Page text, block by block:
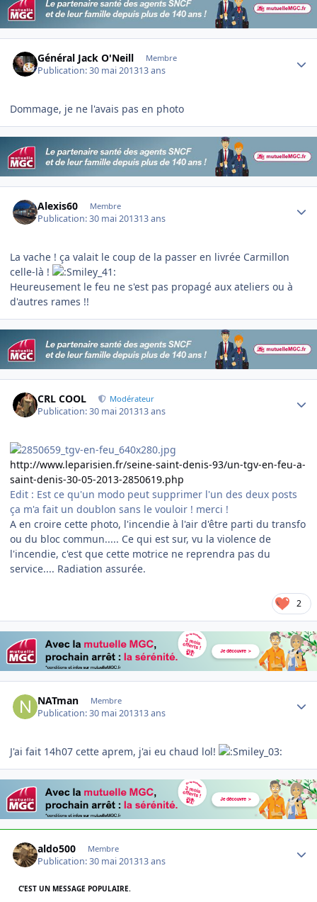
Général Jack O'Neill Membre
Publication:30 mai 201313 ans
Dommage, je ne l'avais pas en photo
Alexis60 Membre
Publication:30 mai 201313 ans
La vache ! ça valait le coup de la passer en livrée Carmillon
celle-là !
Heureusement le feu ne s'est pas propagé aux ateliers ou à
d'autres rames !!
CRL COOL Modérateur
Publication:30 mai 201313 ans
http://www.leparisien.fr/seine-saint-denis-93/un-tgv-en-feu-a-
saint-denis-30-05-2013-2850619.php
Edit : Est ce qu'un modo peut supprimer l'un des deux posts
ça m'a fait un doublon sans le vouloir ! merci !
A en croire cette photo, l'incendie à l'air d'être parti du transfo
ou du bloc commun..... Ce qui est sur, vu la violence de
l'incendie, c'est que cette motrice ne reprendra pas du
service.... Radiation assurée.
2
NATman Membre
Publication:30 mai 201313 ans
J'ai fait 14h07 cette aprem, j'ai eu chaud lol!
aldo500 Membre
Publication:30 mai 201313 ans
C’EST UN MESSAGE POPULAIRE.